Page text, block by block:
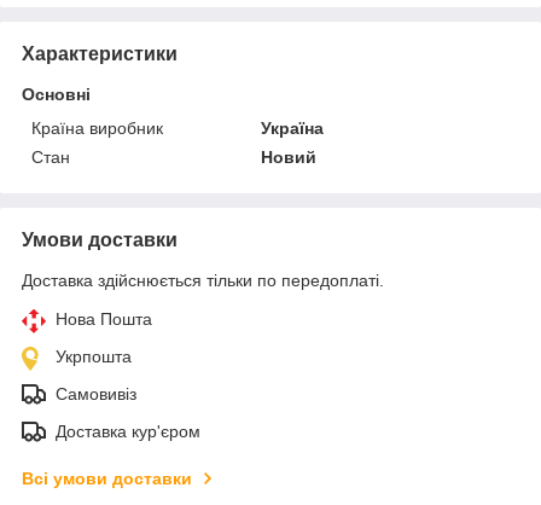
Характеристики
Основні
Країна виробник
Україна
Стан
Новий
Умови доставки
Доставка здійснюється тільки по передоплаті.
Нова Пошта
Укрпошта
Самовивіз
Доставка кур'єром
Всі умови доставки